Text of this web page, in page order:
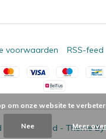
Lightspeed - Theme By
voorwaarden RSS-feed
om onze website te
Nee Meer